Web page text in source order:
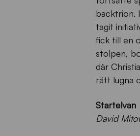
backtrion.
tagit
fick till en
stolpen,
där
rätt lugna
Startelvan
David